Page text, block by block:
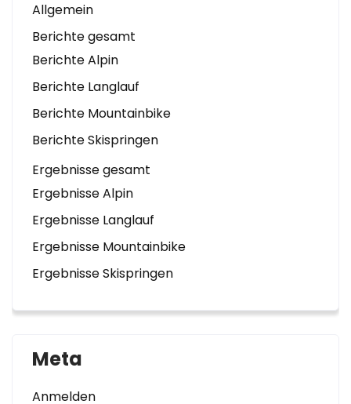
Allgemein
Berichte gesamt
Berichte Alpin
Berichte Langlauf
Berichte Mountainbike
Berichte Skispringen
Ergebnisse gesamt
Ergebnisse Alpin
Ergebnisse Langlauf
Ergebnisse Mountainbike
Ergebnisse Skispringen
Meta
Anmelden